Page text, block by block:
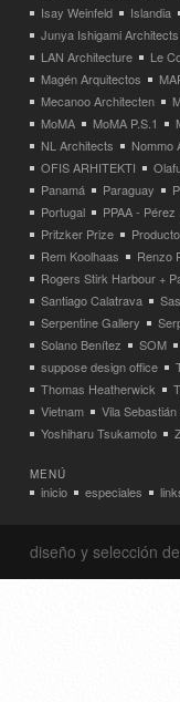
Isay Weinfeld
Islandia
Junya Ishigami Architects
LAN Architecture
Le
Magén Arquitectos
Mecanoo Architecten
MoMA
MoMA P.S.1
NL Architects
Nommo
OFIS ARHITEKTI
Panamá
Paraguay
Portugal
PPAA -
Pritzker Prize
Rem Koolhaas
Renzo
Rogers Stirk Harbour +
Santiago Calatrava
Serpentine Gallery
Solano Benítez
SOM
suppose design office
Thomas Heatherwick
Vietnam
Vila
Yoshiharu Tsukamoto
MENÚ
inicio especiales
diseño y selección